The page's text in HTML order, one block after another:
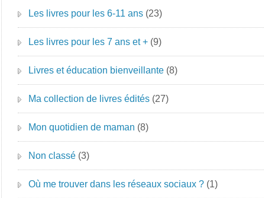
Les livres pour les 6-11 ans (23)
Les livres pour les 7 ans et + (9)
Livres et éducation bienveillante (8)
Ma collection de livres édités (27)
Mon quotidien de maman (8)
Non classé (3)
Où me trouver dans les réseaux sociaux ? (1)